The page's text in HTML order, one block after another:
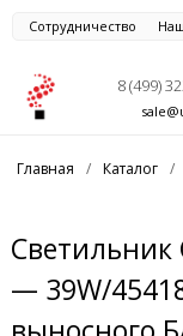
Сотрудничество
8 (499)
Главная / Каталог /
Светильник
— 39W/